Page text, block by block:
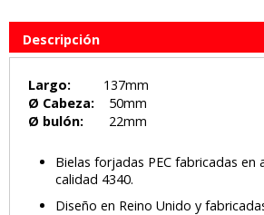
Descripción
Largo: 137mm
Ø Cabeza: 50mm
Ø bulón:
22mm
Bielas forjadas PEC fabricadas en
calidad 4340.
Diseño en Reino Unido y